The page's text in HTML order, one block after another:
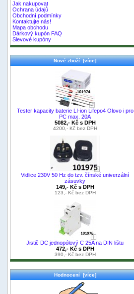
Jak nakupovat
Ochrana údajů
Obchodní podmínky
Kontaktujte nás!
Mapa obchodu
Dárkový kupón FAQ
Slevové kupóny
Nové zboží [více]
Tester kapacity baterie LI-ion Lifepo4 Olovo i pro
PC max. 20A
5082,- Kč s DPH
4200,- Kč bez DPH
Vidlice 230V 50 Hz do tzv. čínské univerzální
zásuvky
149,- Kč s DPH
123,- Kč bez DPH
Jistič DC jednopólový C 25A na DIN lištu
472,- Kč s DPH
390,- Kč bez DPH
Hodnocení [více]